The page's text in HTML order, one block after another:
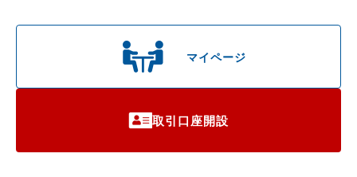
マイページ
取引口座開設